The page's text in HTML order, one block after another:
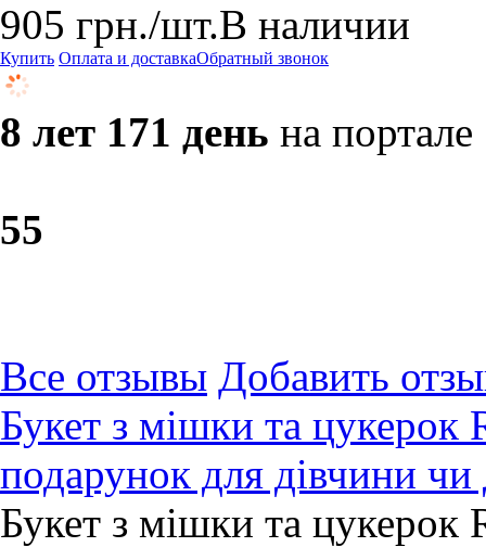
905 грн./шт.В наличии
Купить Оплата и доставкаОбратный звонок
8 лет 171 день на портале
55
Все отзывы Добавить
Букет з мішки та
подарунок для дівчини
Букет з мішки та